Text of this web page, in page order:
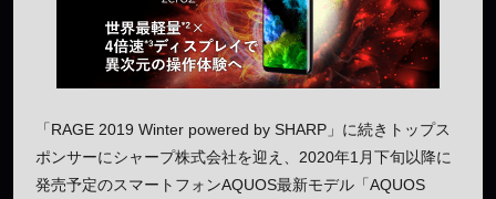
「RAGE 2019 Winter powered by SHARP」に続きトップス
ポンサーにシャープ株式会社を迎え、2020年1月下旬以降に
発売予定のスマートフォンAQUOS最新モデル「AQUOS